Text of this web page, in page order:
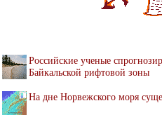
Российские ученые
Байкальской рифтовой зоны
На дне Норвежского моря